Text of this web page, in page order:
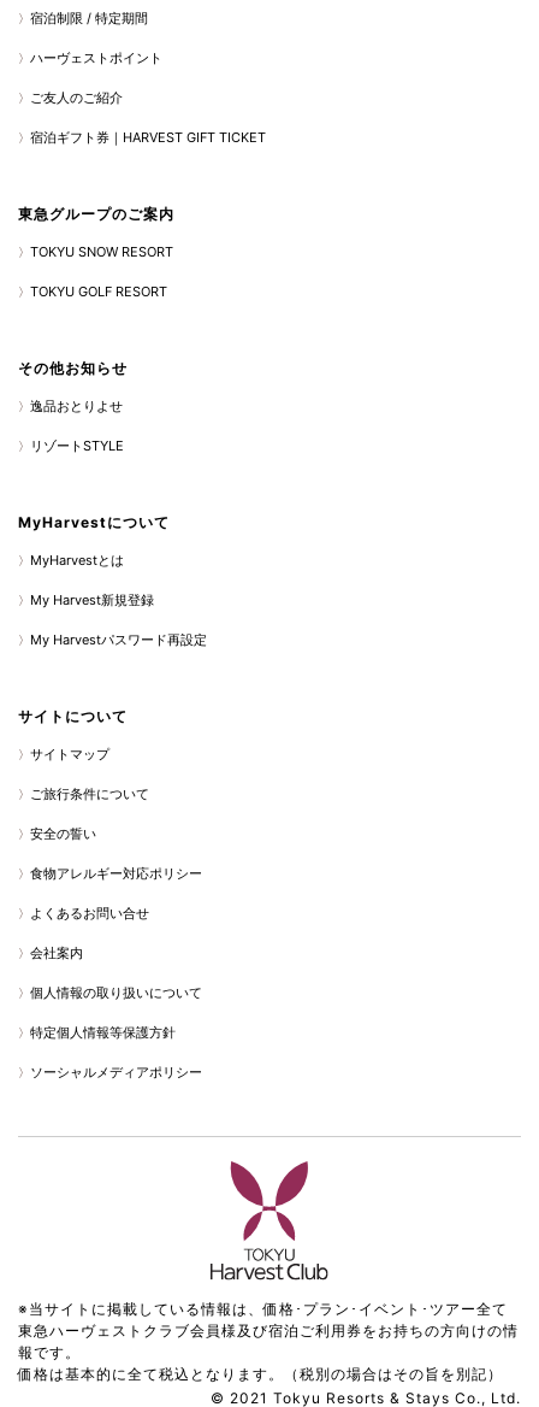
宿泊制限 / 特定期間
ハーヴェストポイント
ご友人のご紹介
宿泊ギフト券｜HARVEST GIFT TICKET
東急グループのご案内
TOKYU SNOW RESORT
TOKYU GOLF RESORT
その他お知らせ
逸品おとりよせ
リゾートSTYLE
MyHarvestについて
MyHarvestとは
My Harvest新規登録
My Harvestパスワード再設定
サイトについて
サイトマップ
ご旅行条件について
安全の誓い
食物アレルギー対応ポリシー
よくあるお問い合せ
会社案内
個人情報の取り扱いについて
特定個人情報等保護方針
ソーシャルメディアポリシー
※当サイトに掲載している情報は、価格･プラン･イベント･ツアー全て
東急ハーヴェストクラブ会員様及び宿泊ご利用券をお持ちの方向けの情
報です。
価格は基本的に全て税込となります。（税別の場合はその旨を別記）
© 2021 Tokyu Resorts & Stays Co., Ltd.